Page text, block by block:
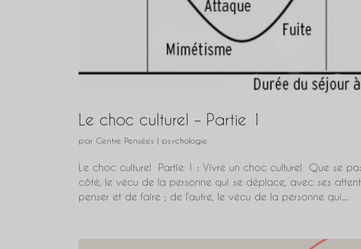
Le choc culturel – Partie 1
par Centre Pensées | psychologie
Le choc culturel Partie 1 : Vivre un choc culturel Que se
côté, le vécu de la personne qui se déplace, avec ses
penser et de faire ; de l’autre, le vécu de la personne qui...